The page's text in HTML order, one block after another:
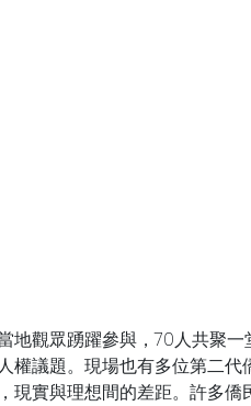
地觀眾踴躍參與，70人共聚
權議題。現場也有多位第二
現實與理想間的差距。許多